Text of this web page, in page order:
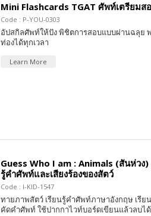
Mini Flashcards TGAT ศัพท์เตรียมส
Code : P-YOU-0303
อัปสกิลศัพท์ให้ปัง พิชิตการสอบแบบผ่านฉลุย
ท่องได้ทุกเวลา
Learn More
Guess Who I am : Animals (สันห่วง
รู้คำศัพท์และเสียงร้องของสัตว์
Code : I-KID-1547
ทายภาพสัตว์ เรียนรู้คำศัพท์ภาษาอังกฤษ เรีย
คัดคำศัพท์ ใช้ปากกาไวท์บอร์ดเขียนแล้วลบไ